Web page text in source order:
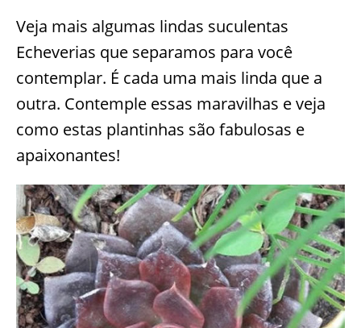
Veja mais algumas lindas suculentas
Echeverias que separamos para você
contemplar. É cada uma mais linda que a
outra. Contemple essas maravilhas e veja
como estas plantinhas são fabulosas e
apaixonantes!